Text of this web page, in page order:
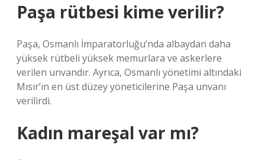
Paşa rütbesi kime verilir?
Paşa, Osmanlı İmparatorluğu’nda albaydan daha
yüksek rütbeli yüksek memurlara ve askerlere
verilen unvandır. Ayrıca, Osmanlı yönetimi altındaki
Mısır’ın en üst düzey yöneticilerine Paşa unvanı
verilirdi.
Kadın mareşal var mı?